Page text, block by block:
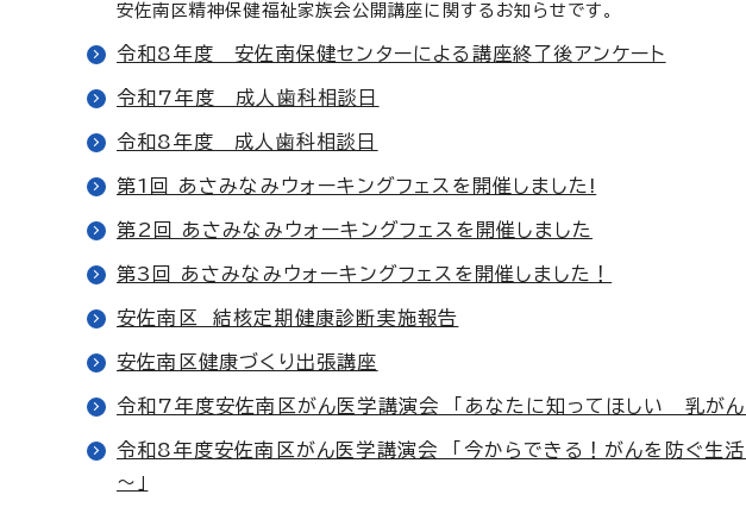
安佐南区精神保健福祉家族会公開講座に関するお知らせです。
令和8年度 安佐南保健センターによる講座終了後アンケート
令和7年度 成人歯科相談日
令和8年度 成人歯科相談日
第1回 あさみなみウォーキングフェスを開催しました!
第2回 あさみなみウォーキングフェスを開催しました
第3回 あさみなみウォーキングフェスを開催しました！
安佐南区 結核定期健康診断実施報告
安佐南区健康づくり出張講座
令和7年度安佐南区がん医学講演会 「あなたに知ってほしい 乳がん
令和8年度安佐南区がん医学講演会 「今からできる！がんを防ぐ生
～」